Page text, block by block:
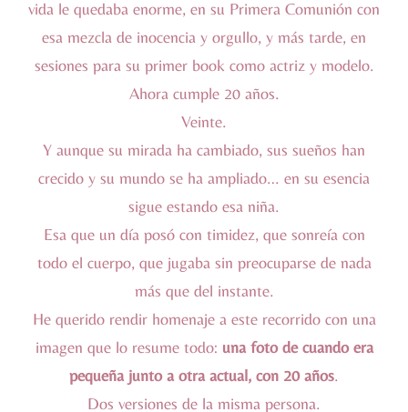
vida le quedaba enorme, en su Primera Comunión con
esa mezcla de inocencia y orgullo, y más tarde, en
sesiones para su primer book como actriz y modelo.
Ahora cumple 20 años.
Veinte.
Y aunque su mirada ha cambiado, sus sueños han
crecido y su mundo se ha ampliado… en su esencia
sigue estando esa niña.
Esa que un día posó con timidez, que sonreía con
todo el cuerpo, que jugaba sin preocuparse de nada
más que del instante.
He querido rendir homenaje a este recorrido con una
imagen que lo resume todo: una foto de cuando era
pequeña junto a otra actual, con 20 años.
Dos versiones de la misma persona.